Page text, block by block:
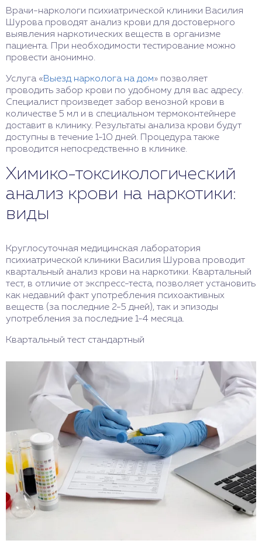
Врачи-наркологи психиатрической клиники Василия
Шурова проводят анализ крови для достоверного
выявления наркотических веществ в организме
пациента. При необходимости тестирование можно
провести анонимно.
Услуга «Выезд нарколога на дом» позволяет
проводить забор крови по удобному для вас адресу.
Специалист произведет забор венозной крови в
количестве 5 мл и в специальном термоконтейнере
доставит в клинику. Результаты анализа крови будут
доступны в течение 1-10 дней. Процедура также
проводится непосредственно в клинике.
Химико-токсикологический
анализ крови на наркотики:
виды
Круглосуточная медицинская лаборатория
психиатрической клиники Василия Шурова проводит
квартальный анализ крови на наркотики. Квартальный
тест, в отличие от экспресс-теста, позволяет установить
как недавний факт употребления психоактивных
веществ (за последние 2-5 дней), так и эпизоды
употребления за последние 1-4 месяца.
Квартальный тест стандартный